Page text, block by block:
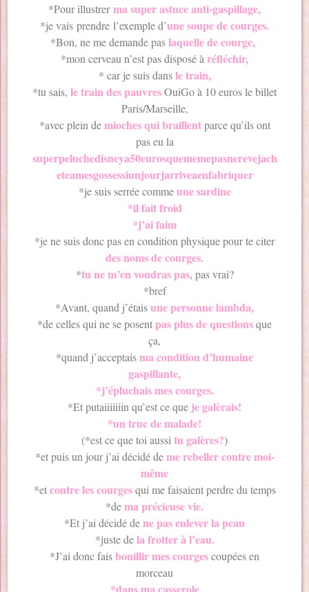
*Pour illustrerma super astuce anti-gaspillage,
*je vais prendre l’exemple d’une soupe de courges.
*Bon, ne me demande paslaquelle de courge,
*mon cerveau n’est pas disposé à réfléchir,
* car je suis dansle train,
*tu sais, le train des pauvresOuiGo à 10 euros le billet
Paris/Marseille,
*avec plein demioches qui braillent parce qu’ils ont
pas eu la
superpeluchedisneya50eurosquememepasnerevejach
eteamesgossessiunjourjarriveaenfabriquer
*je suis serrée commeune sardine
*il fait froid
*j’ai faim
*je ne suis donc pas en condition physique pour te citer
des noms de courges.
*tu ne m’en voudras pas, pas vrai?
*bref
*Avant, quand j’étaisune personne lambda,
*de celles qui ne se posentpas plus de questionsque
ça,
*quand j’acceptaisma condition d’humaine
gaspillante,
*j’épluchais mes courges.
*Et putaiiiiiiin qu’est ce que je galèrais!
*un truc de malade!
(*est ce que toi aussi tu galères?)
*et puis un jour j’ai décidé deme rebeller contre moi-
même
*etcontre les courges qui me faisaient perdre du temps
*dema précieuse vie.
*Et j’ai décidé dene pas enlever la peau
*juste dela frotter à l’eau.
*J’ai donc faisbouillir mes courgescoupées en
morceau